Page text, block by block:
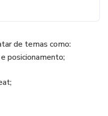
de temas como:
posicionamento;